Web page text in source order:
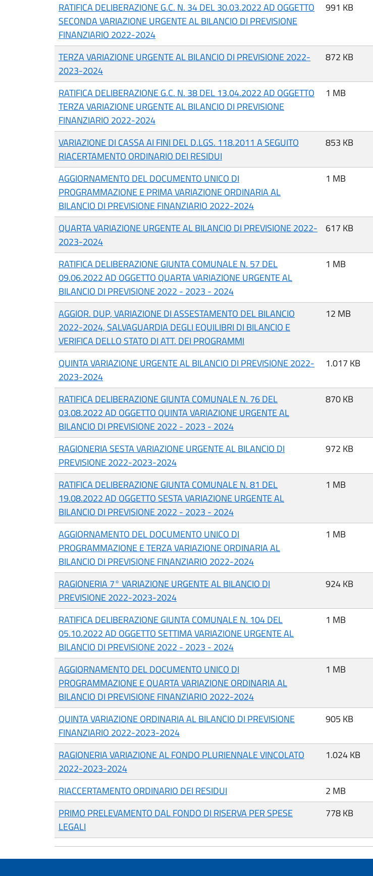
RATIFICA DELIBERAZIONE G.C. N. 34 DEL 30.03.2022 AD OGGETTO
SECONDA VARIAZIONE URGENTE AL BILANCIO DI PREVISIONE
FINANZIARIO 2022-2024
991 KB
TERZA VARIAZIONE URGENTE AL BILANCIO DI PREVISIONE 2022-
2023-2024
872 KB
RATIFICA DELIBERAZIONE G.C. N. 38 DEL 13.04.2022 AD OGGETTO
TERZA VARIAZIONE URGENTE AL BILANCIO DI PREVISIONE
FINANZIARIO 2022-2024
1 MB
VARIAZIONE DI CASSA AI FINI DEL D.LGS. 118.2011 A SEGUITO
RIACERTAMENTO ORDINARIO DEI RESIDUI
853 KB
AGGIORNAMENTO DEL DOCUMENTO UNICO DI
PROGRAMMAZIONE E PRIMA VARIAZIONE ORDINARIA AL
BILANCIO DI PREVISIONE FINANZIARIO 2022-2024
1 MB
QUARTA VARIAZIONE URGENTE AL BILANCIO DI PREVISIONE 2022-
2023-2024
617 KB
RATIFICA DELIBERAZIONE GIUNTA COMUNALE N. 57 DEL
09.06.2022 AD OGGETTO QUARTA VARIAZIONE URGENTE AL
BILANCIO DI PREVISIONE 2022 - 2023 - 2024
1 MB
AGGIOR. DUP, VARIAZIONE DI ASSESTAMENTO DEL BILANCIO
2022-2024, SALVAGUARDIA DEGLI EQUILIBRI DI BILANCIO E
VERIFICA DELLO STATO DI ATT. DEI PROGRAMMI
12 MB
QUINTA VARIAZIONE URGENTE AL BILANCIO DI PREVISIONE 2022-
2023-2024
1.017 KB
RATIFICA DELIBERAZIONE GIUNTA COMUNALE N. 76 DEL
03.08.2022 AD OGGETTO QUINTA VARIAZIONE URGENTE AL
BILANCIO DI PREVISIONE 2022 - 2023 - 2024
870 KB
RAGIONERIA SESTA VARIAZIONE URGENTE AL BILANCIO DI
PREVISIONE 2022-2023-2024
972 KB
RATIFICA DELIBERAZIONE GIUNTA COMUNALE N. 81 DEL
19.08.2022 AD OGGETTO SESTA VARIAZIONE URGENTE AL
BILANCIO DI PREVISIONE 2022 - 2023 - 2024
1 MB
AGGIORNAMENTO DEL DOCUMENTO UNICO DI
PROGRAMMAZIONE E TERZA VARIAZIONE ORDINARIA AL
BILANCIO DI PREVISIONE FINANZIARIO 2022-2024
1 MB
RAGIONERIA 7° VARIAZIONE URGENTE AL BILANCIO DI
PREVISIONE 2022-2023-2024
924 KB
RATIFICA DELIBERAZIONE GIUNTA COMUNALE N. 104 DEL
05.10.2022 AD OGGETTO SETTIMA VARIAZIONE URGENTE AL
BILANCIO DI PREVISIONE 2022 - 2023 - 2024
1 MB
AGGIORNAMENTO DEL DOCUMENTO UNICO DI
PROGRAMMAZIONE E QUARTA VARIAZIONE ORDINARIA AL
BILANCIO DI PREVISIONE FINANZIARIO 2022-2024
1 MB
QUINTA VARIAZIONE ORDINARIA AL BILANCIO DI PREVISIONE
FINANZIARIO 2022-2023-2024
905 KB
RAGIONERIA VARIAZIONE AL FONDO PLURIENNALE VINCOLATO
2022-2023-2024
1.024 KB
RIACCERTAMENTO ORDINARIO DEI RESIDUI
2 MB
PRIMO PRELEVAMENTO DAL FONDO DI RISERVA PER SPESE
LEGALI
778 KB